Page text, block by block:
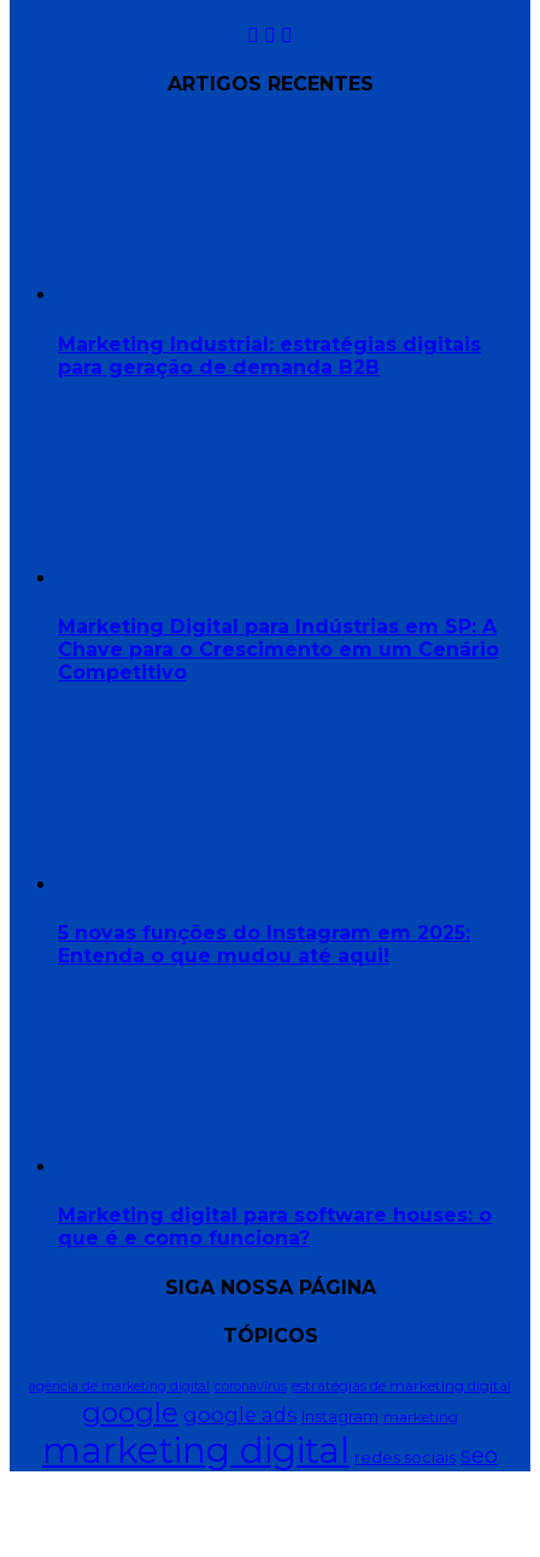
ARTIGOS RECENTES
Marketing Industrial: estratégias digitais
para geração de demanda B2B
Marketing Digital para Indústrias em SP: A
Chave para o Crescimento em um Cenário
Competitivo
5 novas funções do Instagram em 2025:
Entenda o que mudou até aqui!
Marketing digital para software houses: o
que é e como funciona?
SIGA NOSSA PÁGINA
TÓPICOS
agência de marketing digital coronavírus estratégias de marketing digital
google google ads Instagram marketing
marketing digital redes sociais seo